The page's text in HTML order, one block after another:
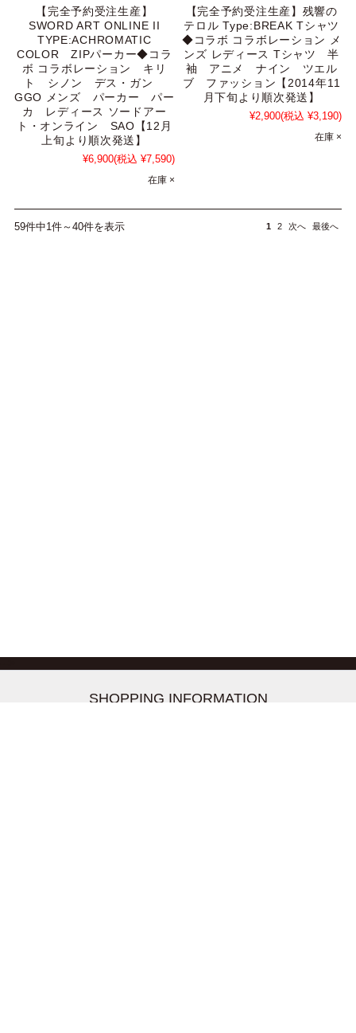
【完全予約受注生産】
SWORD ART ONLINE II
TYPE:ACHROMATIC
COLOR ZIPパーカー◆コラ
ボ コラボレーション キリ
ト シノン デス・ガン
GGO メンズ パーカー パー
カ レディース ソードアー
ト・オンライン SAO【12月
上旬より順次発送】
¥6,900(税込 ¥7,590)
在庫 ×
【完全予約受注生産】残響の
テロル Type:BREAK Tシャツ
◆コラボ コラボレーション メ
ンズ レディース Tシャツ 半
袖 アニメ ナイン ツエル
ブ ファッション【2014年11
月下旬より順次発送】
¥2,900(税込 ¥3,190)
在庫 ×
59件中1件～40件を表示 1 2 次へ 最後へ
SHOPPING INFORMATION